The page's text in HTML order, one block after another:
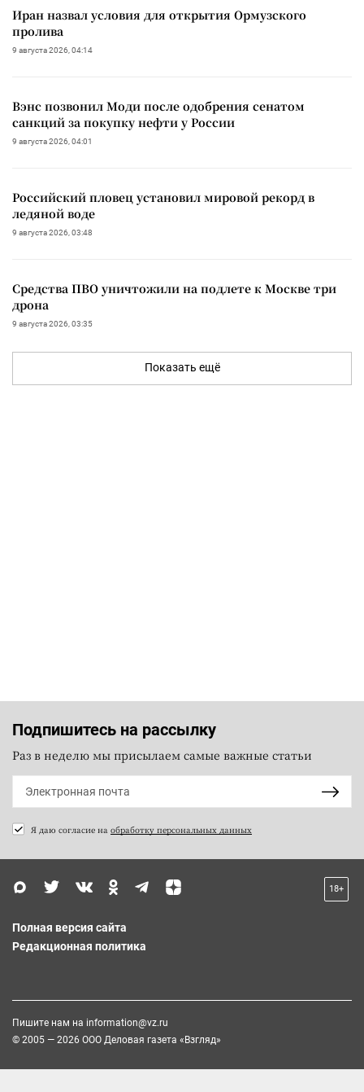
Иран назвал условия для открытия Ормузского
пролива
9 августа 2026, 04:14
Вэнс позвонил Моди после одобрения сенатом
санкций за покупку нефти у России
9 августа 2026, 04:01
Российский пловец установил мировой рекорд в
ледяной воде
9 августа 2026, 03:48
Средства ПВО уничтожили на подлете к Москве три
дрона
9 августа 2026, 03:35
Показать ещё
Подпишитесь на рассылку
Раз в неделю мы присылаем самые важные статьи
Я даю согласие на обработку персональных данных
18+
Полная версия сайта
Редакционная политика
Пишите нам на information@vz.ru
© 2005 — 2026 ООО Деловая газета «Взгляд»